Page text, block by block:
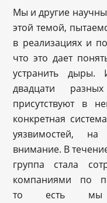
Мы и другие
этой темой,
в реализациях и
что это дает
устранить
двадцати
присутствуют в
конкретная
уязвимостей,
внимание. В
группа стала
компаниями по
то есть мы